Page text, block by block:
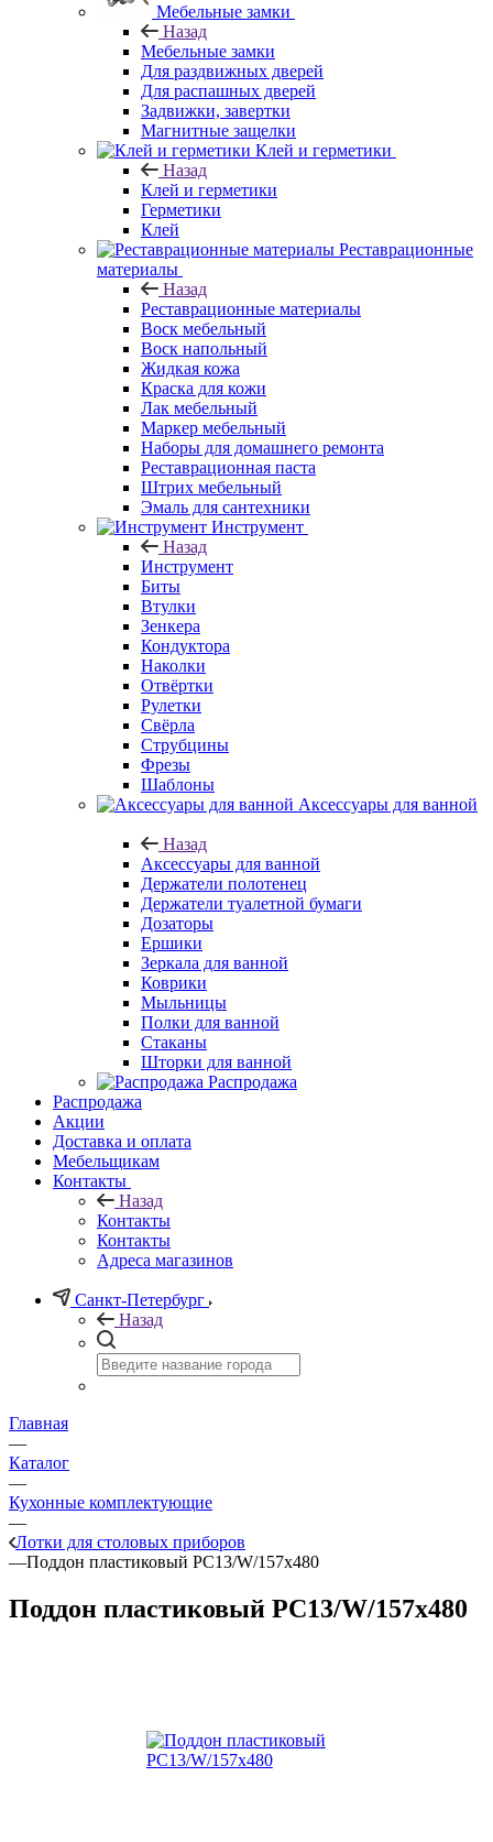
Мебельные замки
Назад
Мебельные замки
Для раздвижных дверей
Для распашных дверей
Задвижки, завертки
Магнитные защелки
Клей и герметики
Назад
Клей и герметики
Герметики
Клей
Реставрационные
материалы
Назад
Реставрационные материалы
Воск мебельный
Воск напольный
Жидкая кожа
Краска для кожи
Лак мебельный
Маркер мебельный
Наборы для домашнего ремонта
Реставрационная паста
Штрих мебельный
Эмаль для сантехники
Инструмент
Назад
Инструмент
Биты
Втулки
Зенкера
Кондуктора
Наколки
Отвёртки
Рулетки
Свёрла
Струбцины
Фрезы
Шаблоны
Аксессуары для ванной
Назад
Аксессуары для ванной
Держатели полотенец
Держатели туалетной бумаги
Дозаторы
Ершики
Зеркала для ванной
Коврики
Мыльницы
Полки для ванной
Стаканы
Шторки для ванной
Распродажа
Распродажа
Акции
Доставка и оплата
Мебельщикам
Контакты
Назад
Контакты
Контакты
Адреса магазинов
Санкт-Петербург
Назад
Главная
—
Каталог
—
Кухонные комплектующие
—
Лотки для столовых приборов
—Поддон пластиковый PC13/W/157x480
Поддон пластиковый PC13/W/157x480